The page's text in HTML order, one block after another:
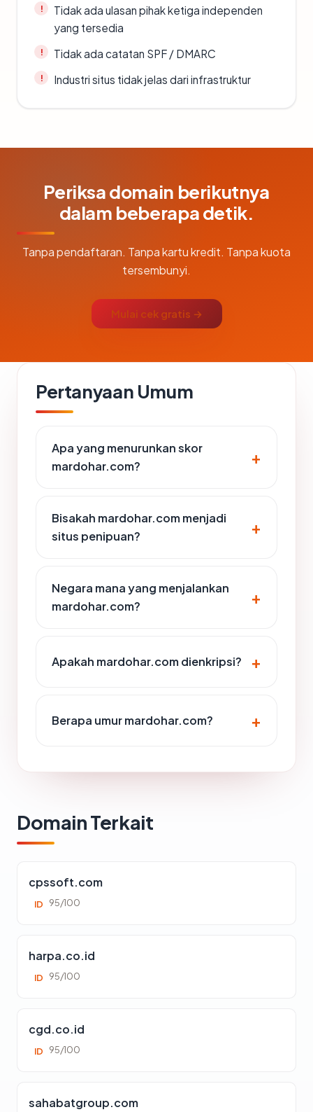
Tidak ada ulasan pihak ketiga independen
yang tersedia
Tidak ada catatan SPF / DMARC
Industri situs tidak jelas dari infrastruktur
Periksa domain berikutnya
dalam beberapa detik.
Tanpa pendaftaran. Tanpa kartu kredit. Tanpa kuota
tersembunyi.
Mulai cek gratis →
Pertanyaan Umum
Apa yang menurunkan skor
mardohar.com?
Bisakah mardohar.com menjadi
situs penipuan?
Negara mana yang menjalankan
mardohar.com?
Apakah mardohar.com dienkripsi?
Berapa umur mardohar.com?
Domain Terkait
cpssoft.com
ID 95/100
harpa.co.id
ID 95/100
cgd.co.id
ID 95/100
sahabatgroup.com